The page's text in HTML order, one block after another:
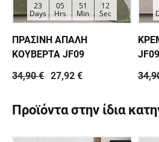
23
Days
05
Hrs
51
Min
12
Sec
ΠΡΑΣΙΝΗ ΑΠΑΛΗ
ΚΟΥΒΕΡΤΑ JF09
34,90 € 27,92 €
JF09
Προϊόντα στην ίδια